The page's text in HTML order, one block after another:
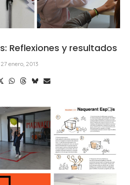
Reflexiones y resultados
27 enero, 2013